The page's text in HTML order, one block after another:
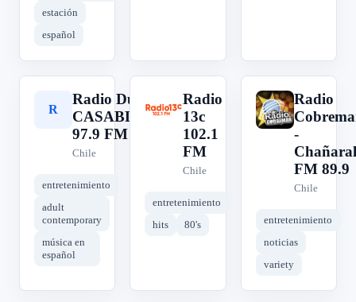
estación
español
R
Radio Dulce
CASABLANCA
97.9 FM
Chile
entretenimiento
adult
contemporary
música en
español
R
Radio
13c
102.1
FM
Chile
entretenimiento
hits
80's
R
Radio
-
Chañaral
FM 89.9
Chile
entretenimiento
noticias
variety